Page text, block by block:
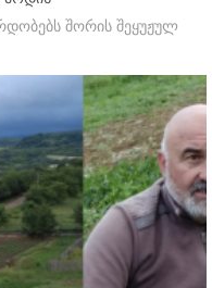
შორის შეყუჟულ